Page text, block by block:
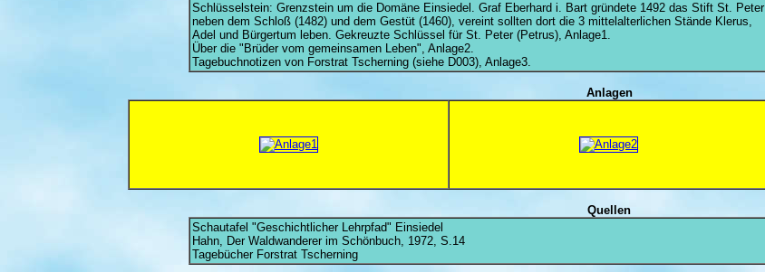
Schlüsselstein: Grenzstein um die Domäne Einsiedel. Graf Eberhard i. Bart gründete 1492 das Stift St. Peter
neben dem Schloß (1482) und dem Gestüt (1460), vereint sollten dort die 3 mittelalterlichen Stände Klerus,
Adel und Bürgertum leben. Gekreuzte Schlüssel für St. Peter (Petrus), Anlage1.
Über die "Brüder vom gemeinsamen Leben", Anlage2.
Tagebuchnotizen von Forstrat Tscherning (siehe D003), Anlage3.
Anlagen
Quellen
Schautafel "Geschichtlicher Lehrpfad" Einsiedel
Hahn, Der Waldwanderer im Schönbuch, 1972, S.14
Tagebücher Forstrat Tscherning